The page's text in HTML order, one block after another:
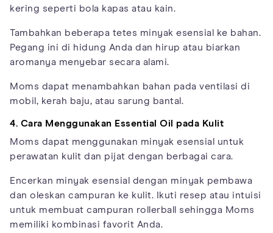
kering seperti bola kapas atau kain.
Tambahkan beberapa tetes minyak esensial ke bahan.
Pegang ini di hidung Anda dan hirup atau biarkan
aromanya menyebar secara alami.
Moms dapat menambahkan bahan pada ventilasi di
mobil, kerah baju, atau sarung bantal.
4. Cara Menggunakan Essential Oil pada Kulit
Moms dapat menggunakan minyak esensial untuk
perawatan kulit dan pijat dengan berbagai cara.
Encerkan minyak esensial dengan minyak pembawa
dan oleskan campuran ke kulit. Ikuti resep atau intuisi
untuk membuat campuran rollerball sehingga Moms
memiliki kombinasi favorit Anda.